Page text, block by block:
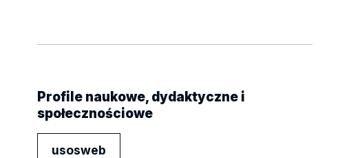
Profile naukowe, dydaktyczne i
społecznościowe
usosweb